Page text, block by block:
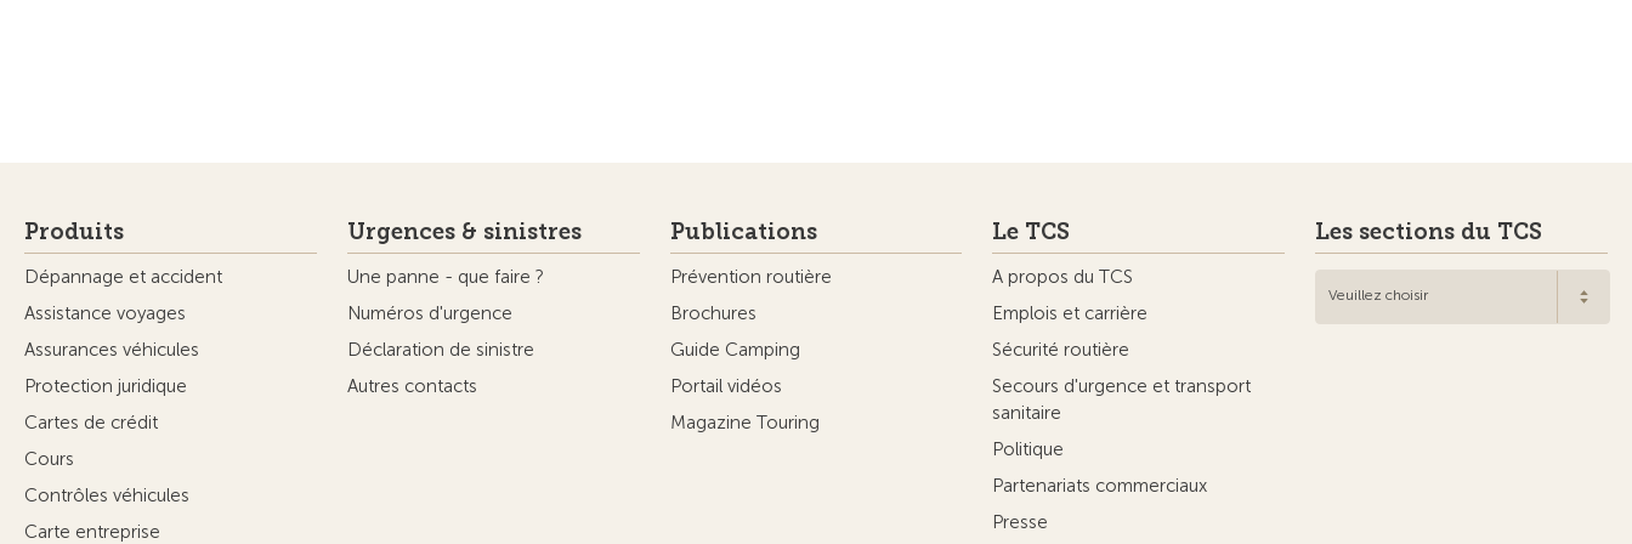
Produits
Dépannage et accident
Assistance voyages
Assurances véhicules
Protection juridique
Cartes de crédit
Cours
Contrôles véhicules
Carte entreprise
Urgences & sinistres
Une panne - que faire ?
Numéros d'urgence
Déclaration de sinistre
Autres contacts
Publications
Prévention routière
Brochures
Guide Camping
Portail vidéos
Magazine Touring
Le TCS
A propos du TCS
Emplois et carrière
Sécurité routière
Secours d'urgence et transport
sanitaire
Politique
Partenariats commerciaux
Presse
Les sections du TCS
Veuillez choisir